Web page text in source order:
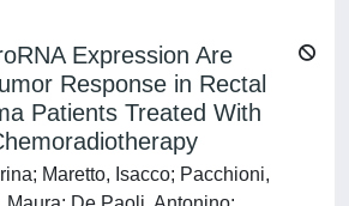
Expression Are
Response in Rectal
Patients Treated With
Maretto, Isacco; Pacchioni,